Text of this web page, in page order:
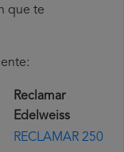
que te
Reclamar
Edelweiss
RECLAMAR 250